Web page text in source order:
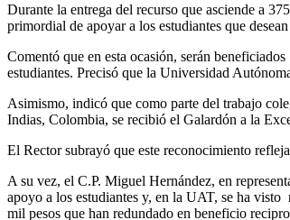
Durante la entrega del recurso que asciende a
primordial de apoyar a los estudiantes que
Comentó que en esta ocasión, serán
estudiantes. Precisó que la Universidad
Asimismo, indicó que como parte del trabajo
Indias, Colombia, se recibió el Galardón a la
El Rector subrayó que este reconocimiento
A su vez, el C.P. Miguel Hernández, en
apoyo a los estudiantes y, en la UAT, se ha
mil pesos que han redundado en beneficio